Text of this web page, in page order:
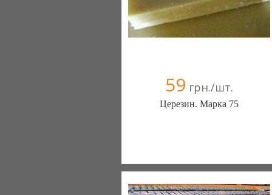
59 грн./шт.
Церезин. Марка 75
050 6033570